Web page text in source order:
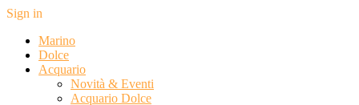
Sign in
Marino
Dolce
Acquario
Novità & Eventi
Acquario Dolce